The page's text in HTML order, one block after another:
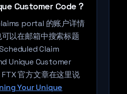
Customer Code？
portal 的账户详情
以在邮箱中搜索标题
Claim
Unique Customer
官方文章在这里说
Your Unique